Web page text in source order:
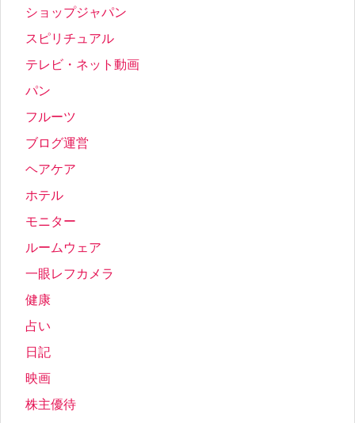
ショップジャパン
スピリチュアル
テレビ・ネット動画
パン
フルーツ
ブログ運営
ヘアケア
ホテル
モニター
ルームウェア
一眼レフカメラ
健康
占い
日記
映画
株主優待